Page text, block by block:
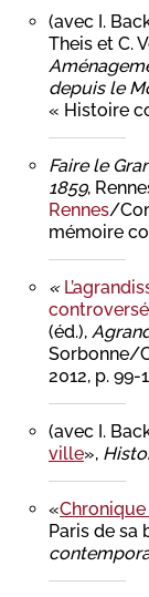
(avec I.
Theis et C.
depuis le
« Histoire
Faire le
1859,
Rennes/
mémoire
«
controversé
(éd.),
Sorbonne/
2012, p. 99-
(avec I.
ville»,
«Chronique
Paris de sa